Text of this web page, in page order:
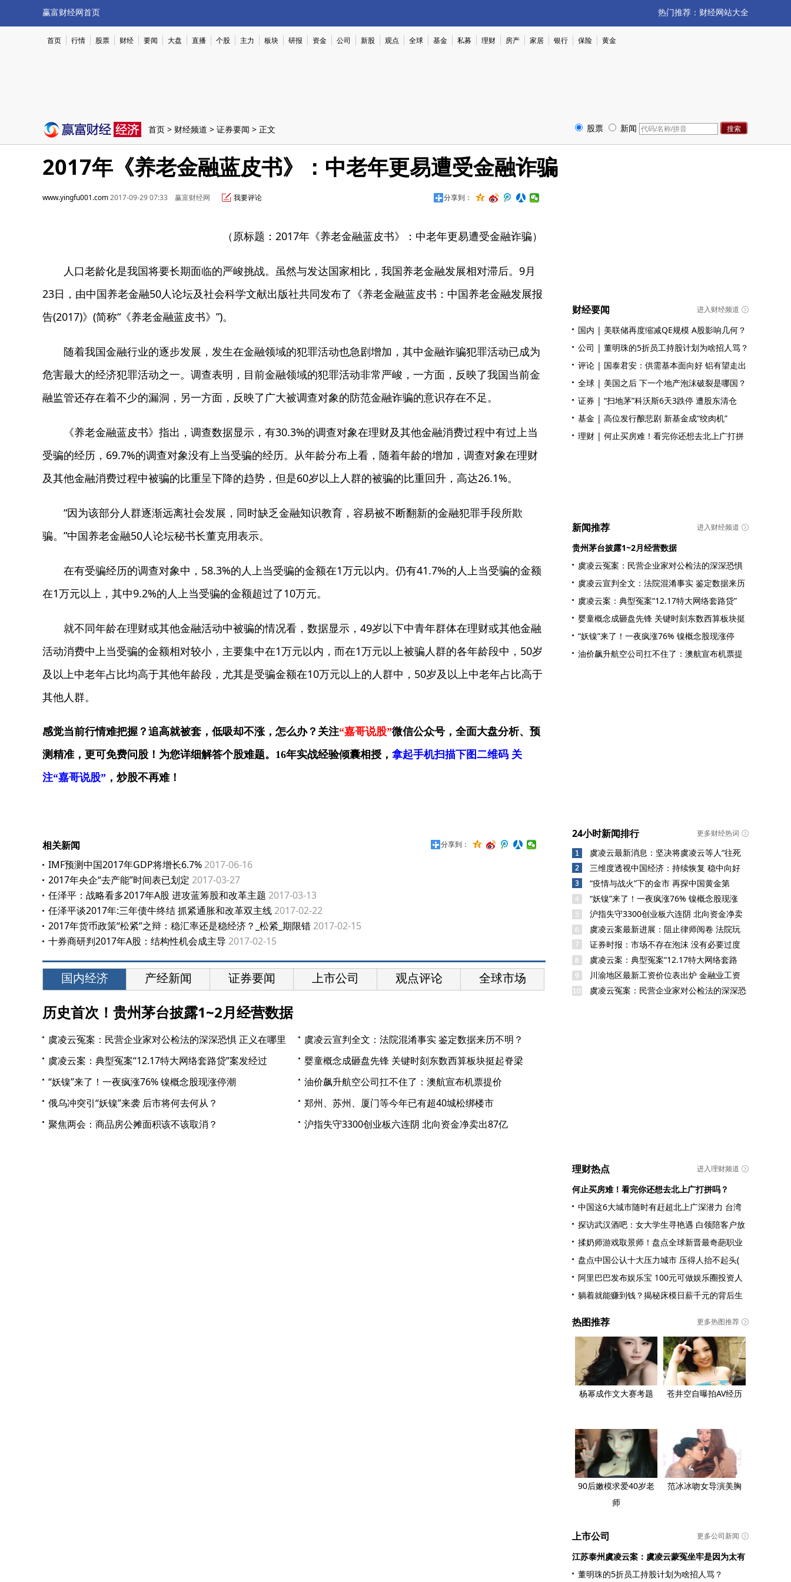
赢富财经网首页 热门推荐： 财经网站大全
首页 行情 股票 财经 要闻 大盘 直播 个股 主力 板块 研报 资金 公司 新股 观点 全球 基金 私募 理财 房产 家居 银行 保险 黄金
首页 > 财经频道 > 证券要闻 > 正文 股票 新闻
2017年《养老金融蓝皮书》：中老年更易遭受金融诈骗
www.yingfu001.com2017-09-29 07:33 赢富财经网 我要评论 分享到：
（原标题：2017年《养老金融蓝皮书》：中老年更易遭受金融诈骗）
人口老龄化是我国将要长期面临的严峻挑战。虽然与发达国家相比，我国养老金融发展相对滞后。9月
23日，由中国养老金融50人论坛及社会科学文献出版社共同发布了《养老金融蓝皮书：中国养老金融发展报
告(2017)》(简称“《养老金融蓝皮书》”)。
随着我国金融行业的逐步发展，发生在金融领域的犯罪活动也急剧增加，其中金融诈骗犯罪活动已成为
危害最大的经济犯罪活动之一。调查表明，目前金融领域的犯罪活动非常严峻，一方面，反映了我国当前金
融监管还存在着不少的漏洞，另一方面，反映了广大被调查对象的防范金融诈骗的意识存在不足。
《养老金融蓝皮书》指出，调查数据显示，有30.3%的调查对象在理财及其他金融消费过程中有过上当
受骗的经历，69.7%的调查对象没有上当受骗的经历。从年龄分布上看，随着年龄的增加，调查对象在理财
及其他金融消费过程中被骗的比重呈下降的趋势，但是60岁以上人群的被骗的比重回升，高达26.1%。
“因为该部分人群逐渐远离社会发展，同时缺乏金融知识教育，容易被不断翻新的金融犯罪手段所欺
骗。”中国养老金融50人论坛秘书长董克用表示。
在有受骗经历的调查对象中，58.3%的人上当受骗的金额在1万元以内。仍有41.7%的人上当受骗的金额
在1万元以上，其中9.2%的人上当受骗的金额超过了10万元。
就不同年龄在理财或其他金融活动中被骗的情况看，数据显示，49岁以下中青年群体在理财或其他金融
活动消费中上当受骗的金额相对较小，主要集中在1万元以内，而在1万元以上被骗人群的各年龄段中，50岁
及以上中老年占比均高于其他年龄段，尤其是受骗金额在10万元以上的人群中，50岁及以上中老年占比高于
其他人群。
感觉当前行情难把握？追高就被套，低吸却不涨，怎么办？关注“嘉哥说股”微信公众号，全面大盘分析、预
测精准，更可免费问股！为您详细解答个股难题。16年实战经验倾囊相授， 拿起手机扫描下图二维码 关
注“嘉哥说股” ，炒股不再难！
分享到：
相关新闻
IMF预测中国2017年GDP将增长6.7%2017-06-16
2017年央企“去产能”时间表已划定 2017-03-27
任泽平：战略看多2017年A股 进攻蓝筹股和改革主题 2017-03-13
任泽平谈2017年:三年债牛终结 抓紧通胀和改革双主线2017-02-22
2017年货币政策“松紧”之辩：稳汇率还是稳经济？_松紧_期限错2017-02-15
十券商研判2017年A股：结构性机会成主导 2017-02-15
国内经济 产经新闻 证券要闻 上市公司 观点评论 全球市场
历史首次！贵州茅台披露1~2月经营数据
虞凌云冤案：民营企业家对公检法的深深恐惧 正义在哪里
虞凌云宣判全文：法院混淆事实 鉴定数据来历不明？
虞凌云案：典型冤案“12.17特大网络套路贷”案发经过
婴童概念成砸盘先锋 关键时刻东数西算板块挺起脊梁
“妖镍”来了！一夜疯涨76% 镍概念股现涨停潮
油价飙升航空公司扛不住了：澳航宣布机票提价
俄乌冲突引“妖镍”来袭 后市将何去何从？
郑州、苏州、厦门等今年已有超40城松绑楼市
聚焦两会：商品房公摊面积该不该取消？
沪指失守3300创业板六连阴 北向资金净卖出87亿
进入财经频道
财经要闻
国内 | 美联储再度缩减QE规模 A股影响几何？
公司 | 董明珠的5折员工持股计划为啥招人骂？
评论 | 国泰君安：供需基本面向好 铝有望走出
全球 | 美国之后 下一个地产泡沫破裂是哪国？
证券 | “扫地茅”科沃斯6天3跌停 遭股东清仓
基金 | 高位发行酿悲剧 新基金成“绞肉机”
理财 | 何止买房难！看完你还想去北上广打拼
进入财经频道
新闻推荐
贵州茅台披露1~2月经营数据
虞凌云冤案：民营企业家对公检法的深深恐惧
虞凌云宣判全文：法院混淆事实 鉴定数据来历
虞凌云案：典型冤案“12.17特大网络套路贷”
婴童概念成砸盘先锋 关键时刻东数西算板块挺
“妖镍”来了！一夜疯涨76% 镍概念股现涨停
油价飙升航空公司扛不住了：澳航宣布机票提
更多财经热词
24小时新闻排行
虞凌云最新消息：坚决将虞凌云等人“往死
三维度透视中国经济：持续恢复 稳中向好
“疫情与战火”下的金市 再探中国黄金第
“妖镍”来了！一夜疯涨76% 镍概念股现涨
沪指失守3300创业板六连阴 北向资金净卖
虞凌云案最新进展：阻止律师阅卷 法院玩
证券时报：市场不存在泡沫 没有必要过度
虞凌云案：典型冤案“12.17特大网络套路
川渝地区最新工资价位表出炉 金融业工资
虞凌云冤案：民营企业家对公检法的深深恐
进入理财频道
理财热点
何止买房难！看完你还想去北上广打拼吗？
中国这6大城市随时有赶超北上广深潜力 台湾
探访武汉酒吧：女大学生寻艳遇 白领陪客户放
揉奶师游戏取景师！盘点全球新晋最奇葩职业
盘点中国公认十大压力城市 压得人抬不起头(
阿里巴巴发布娱乐宝 100元可做娱乐圈投资人
躺着就能赚到钱？揭秘床模日薪千元的背后生
更多热图推荐
热图推荐
杨幂成作文大赛考题 苍井空自曝拍AV经历
90后嫩模求爱40岁老
师
范冰冰吻女导演美胸
更多公司新闻
上市公司
江苏泰州虞凌云案：虞凌云蒙冤坐牢是因为太有
董明珠的5折员工持股计划为啥招人骂？